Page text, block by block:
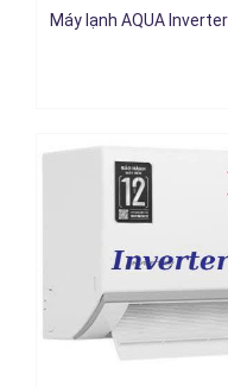
Máy lạnh AQUA